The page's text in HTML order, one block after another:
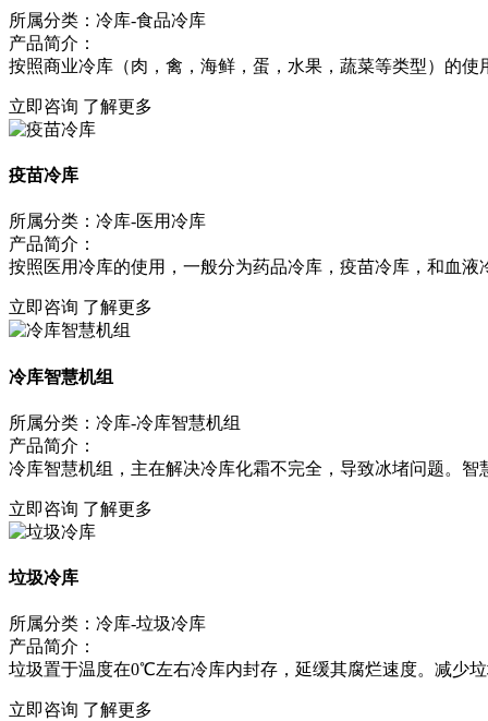
所属分类：冷库-食品冷库
产品简介：
按照商业冷库（肉，禽，海鲜，蛋，水果，蔬菜等类型）的使
立即咨询 了解更多
疫苗冷库
所属分类：冷库-医用冷库
产品简介：
按照医用冷库的使用，一般分为药品冷库，疫苗冷库，和血液
立即咨询 了解更多
冷库智慧机组
所属分类：冷库-冷库智慧机组
产品简介：
冷库智慧机组，主在解决冷库化霜不完全，导致冰堵问题。智
立即咨询 了解更多
垃圾冷库
所属分类：冷库-垃圾冷库
产品简介：
垃圾置于温度在0℃左右冷库内封存，延缓其腐烂速度。减少
立即咨询 了解更多